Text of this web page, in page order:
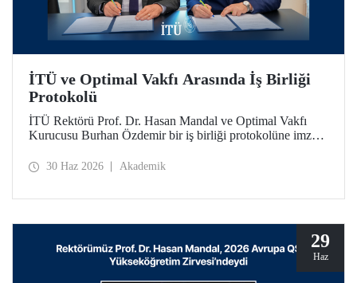
İTÜ ve Optimal Vakfı Arasında İş Birliği
Protokolü
İTÜ Rektörü Prof. Dr. Hasan Mandal ve Optimal Vakfı
Kurucusu Burhan Özdemir bir iş birliği protokolüne imza
odaklı eğitimlerle katkı sağlanması amaçlanıyor.
30 Haz 2026 Akademik
29
Haz